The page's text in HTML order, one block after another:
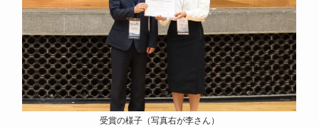
受賞の様子（写真右が李さん）